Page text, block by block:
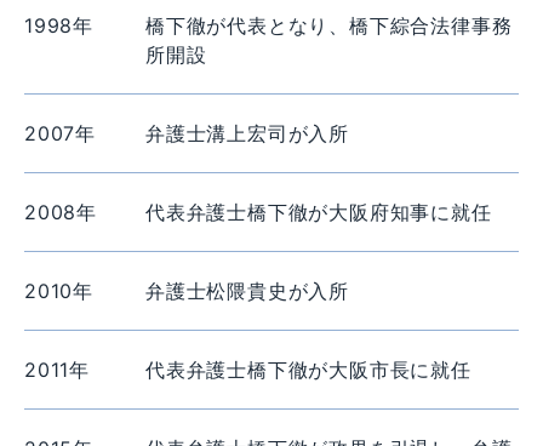
1998年
橋下徹が代表となり、橋下綜合法律事務
所開設
2007年 弁護士溝上宏司が入所
2008年 代表弁護士橋下徹が大阪府知事に就任
2010年 弁護士松隈貴史が入所
2011年 代表弁護士橋下徹が大阪市長に就任